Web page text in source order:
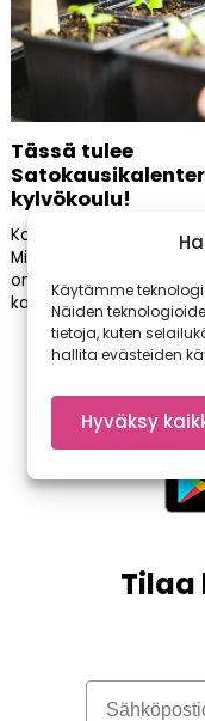
Käytämme
Näiden
tietoja, kuten
hallita evästeiden
Hyväksy
Tässä tulee
kylvökoulu!
Kaupallinen yhteistyö:
Mikään ei maistu
omassa maassa
kasvatettu...
Tilaa